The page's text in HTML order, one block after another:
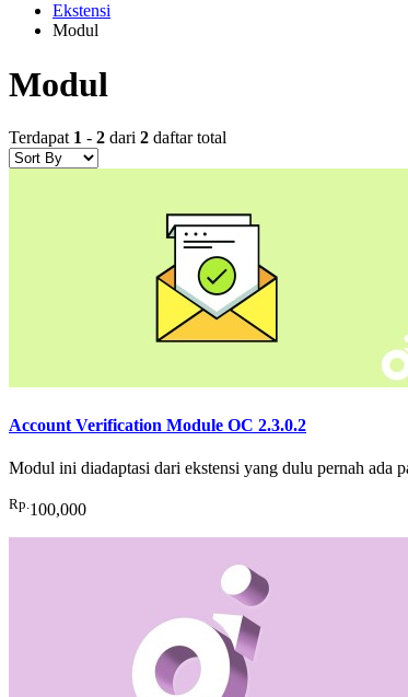
Ekstensi
Modul
Modul
Terdapat 1 - 2 dari 2 daftar total
Account Verification Module OC 2.3.0.2
Modul ini diadaptasi dari ekstensi yang dulu pernah ada
Rp. 100,000